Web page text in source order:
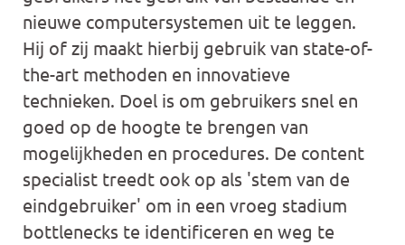
nieuwe computersystemen uit te leggen.
Hij of zij maakt hierbij gebruik van state-of-
the-art methoden en innovatieve
technieken. Doel is om gebruikers snel en
goed op de hoogte te brengen van
mogelijkheden en procedures. De content
specialist treedt ook op als 'stem van de
eindgebruiker' om in een vroeg stadium
bottlenecks te identificeren en weg te